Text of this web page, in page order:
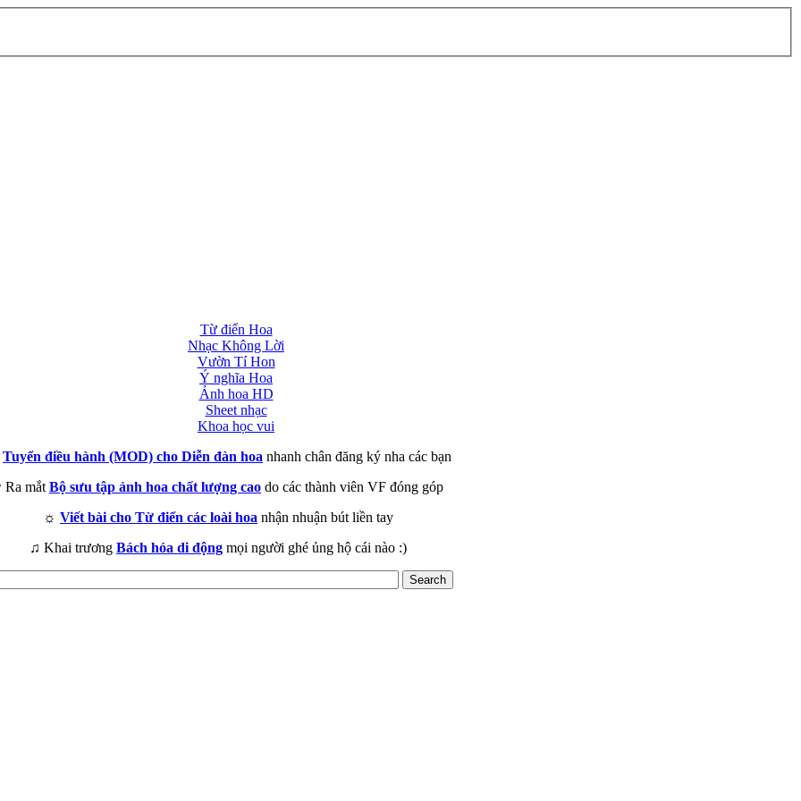
Từ điển Hoa
Nhạc Không Lời
Vườn Tí Hon
Ý nghĩa Hoa
Ảnh hoa HD
Sheet nhạc
Khoa học vui
Tuyển điều hành (MOD) cho Diễn đàn hoa nhanh chân đăng ký nha các bạn
Ra mắt Bộ sưu tập ảnh hoa chất lượng cao do các thành viên VF đóng góp
☼ Viết bài cho Từ điển các loài hoa nhận nhuận bút liền tay
♫ Khai trương Bách hóa di động mọi người ghé ủng hộ cái nào :)